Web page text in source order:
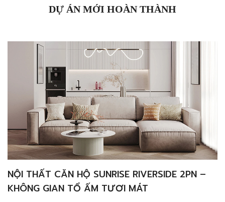
mảng xanh để đẹp mọi góc […]
DỰ ÁN MỚI HOÀN THÀNH
NỘI THẤT CĂN HỘ SUNRISE RIVERSIDE 2PN –
KHÔNG GIAN TỔ ẤM TƯƠI MÁT